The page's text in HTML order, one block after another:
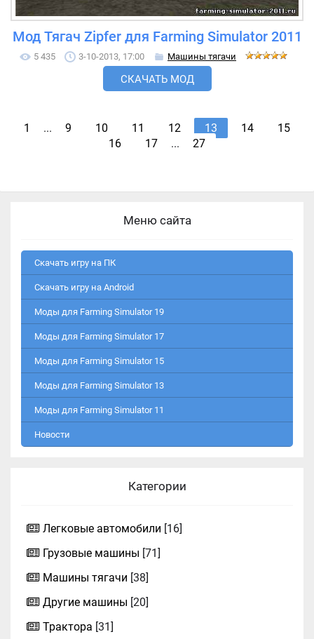
Мод Тягач Zipfer для Farming Simulator 2011
5 435 3-10-2013, 17:00 Машины тягачи
СКАЧАТЬ МОД
1 ... 9 10 11 12 13 14
15
16
17 ... 27
Меню сайта
Скачать игру на ПК
Скачать игру на Android
Моды для Farming Simulator 19
Моды для Farming Simulator 17
Моды для Farming Simulator 15
Моды для Farming Simulator 13
Моды для Farming Simulator 11
Новости
Категории
Легковые автомобили [16]
Грузовые машины [71]
Машины тягачи [38]
Другие машины [20]
Трактора [31]